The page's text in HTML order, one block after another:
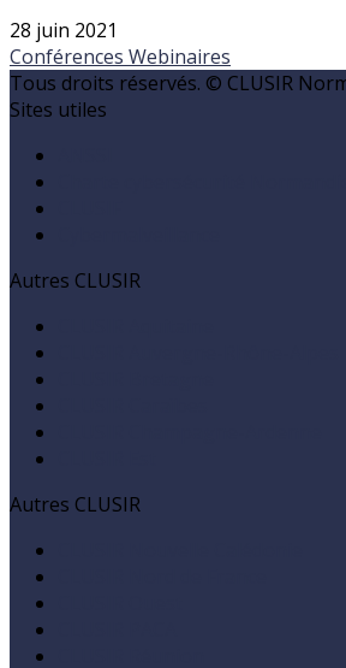
28 juin 2021
Conférences Webinaires
Tous droits réservés. © CLUSIR
Sites utiles
Autres CLUSIR
Autres CLUSIR